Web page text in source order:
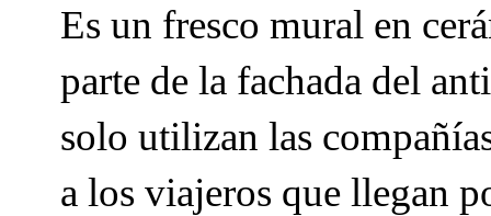
Es un fresco mural en
parte de la fachada del
solo utilizan las
a los viajeros que llegan